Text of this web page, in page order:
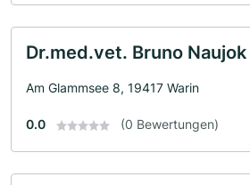
Dr.med.vet. Bruno
Am Glammsee 8, 19417 Warin
0.0 (0 Bewertungen)